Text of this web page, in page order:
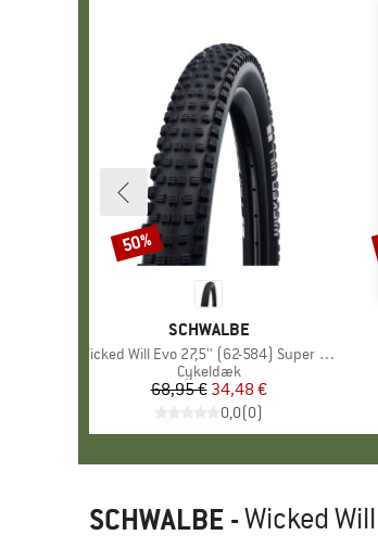
MÆRKE
SCHWALBE
Artikel
Wicked Will Evo 27,5'' (62-584) Super Race TLE
Produktgruppe
Cykeldæk
Pris
68,95 € Nedsat pris
34,48 €
0,0(0)
Rabat
50%
SCHWALBE -Wicked